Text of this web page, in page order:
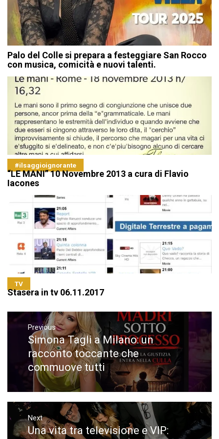
Palo del Colle si prepara a festeggiare San Rocco
con musica, comicità e nuovi talenti.
#ilsaggioignorante
“LE MANI” 10 Novembre 2013 a cura di Flavio
Iacones
TV
Stasera in tv 06.11.2017
Navigazione
articoli
Previous
Previous
post:
Simona Tagli a Milano: un
racconto toccante che
commuove tutti
Next
Next
Una vita tra televisione e VIP: